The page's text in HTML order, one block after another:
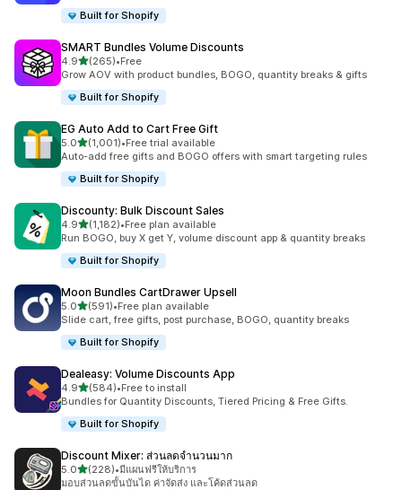
Built for Shopify
SMART Bundles Volume Discounts
4.9เต็ม 5 ดาว
(265)
ทั้งหมด 265 รีวิว
•Free
Grow AOV with product bundles, BOGO, quantity breaks & gifts
Built for Shopify
EG Auto Add to Cart Free Gift
5.0เต็ม 5 ดาว
(1,001)
ทั้งหมด 1001 รีวิว
•Free trial available
Auto-add free gifts and BOGO offers with smart targeting rules
Built for Shopify
Discounty: Bulk Discount Sales
4.9เต็ม 5 ดาว
(1,182)
ทั้งหมด 1182 รีวิว
•Free plan available
Run BOGO, buy X get Y, volume discount app & quantity breaks
Built for Shopify
Moon Bundles CartDrawer Upsell
5.0เต็ม 5 ดาว
(591)
ทั้งหมด 591 รีวิว
•Free plan available
Slide cart, free gifts, post purchase, BOGO, quantity breaks
Built for Shopify
Dealeasy: Volume Discounts App
4.9เต็ม 5 ดาว
(584)
ทั้งหมด 584 รีวิว
•Free to install
Bundles for Quantity Discounts, Tiered Pricing & Free Gifts.
Built for Shopify
Discount Mixer: ส่วนลดจำนวนมาก
5.0เต็ม 5 ดาว
(228)
ทั้งหมด 228 รีวิว
•มีแผนฟรีให้บริการ
มอบส่วนลดขั้นบันได ค่าจัดส่ง และโค้ดส่วนลด